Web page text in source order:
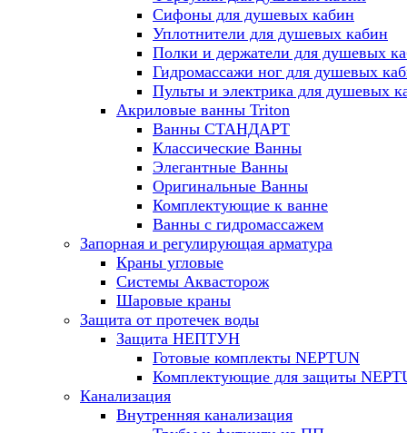
Сифоны для душевых кабин
Уплотнители для душевых кабин
Полки и держатели для душевых
Гидромассажи ног для душевых
Пульты и электрика для душевых
Акриловые ванны Triton
Ванны СТАНДАРТ
Классические Ванны
Элегантные Ванны
Оригинальные Ванны
Комплектующие к ванне
Ванны с гидромассажем
Запорная и регулирующая арматура
Краны угловые
Системы Аквасторож
Шаровые краны
Защита от протечек воды
Защита НЕПТУН
Готовые комплекты NEPTUN
Комплектующие для защиты
Канализация
Внутренняя канализация